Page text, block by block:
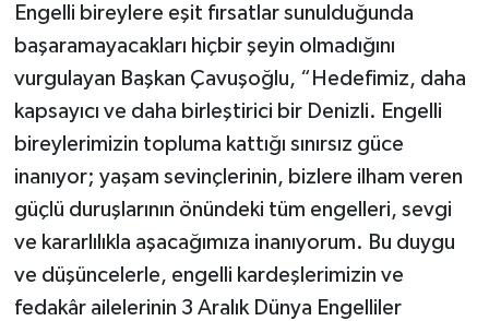
Engelli bireylere eşit fırsatlar sunulduğunda
başaramayacakları hiçbir şeyin olmadığını
vurgulayan Başkan Çavuşoğlu, “Hedefimiz, daha
kapsayıcı ve daha birleştirici bir Denizli. Engelli
bireylerimizin topluma kattığı sınırsız güce
inanıyor; yaşam sevinçlerinin, bizlere ilham veren
güçlü duruşlarının önündeki tüm engelleri, sevgi
ve kararlılıkla aşacağımıza inanıyorum. Bu duygu
ve düşüncelerle, engelli kardeşlerimizin ve
fedakâr ailelerinin 3 Aralık Dünya Engelliler